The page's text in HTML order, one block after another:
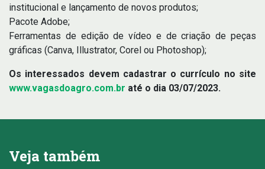
institucional e lançamento de novos produtos;
Pacote Adobe;
Ferramentas de edição de vídeo e de criação de peças
gráficas (Canva, Illustrator, Corel ou Photoshop);
Os interessados devem cadastrar o currículo no site
www.vagasdoagro.com.br até o dia 03/07/2023.
Veja também